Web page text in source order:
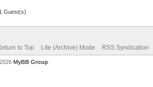
Guest(s)
to Top Lite (Archive) Mode RSS Syndication
MyBB Group